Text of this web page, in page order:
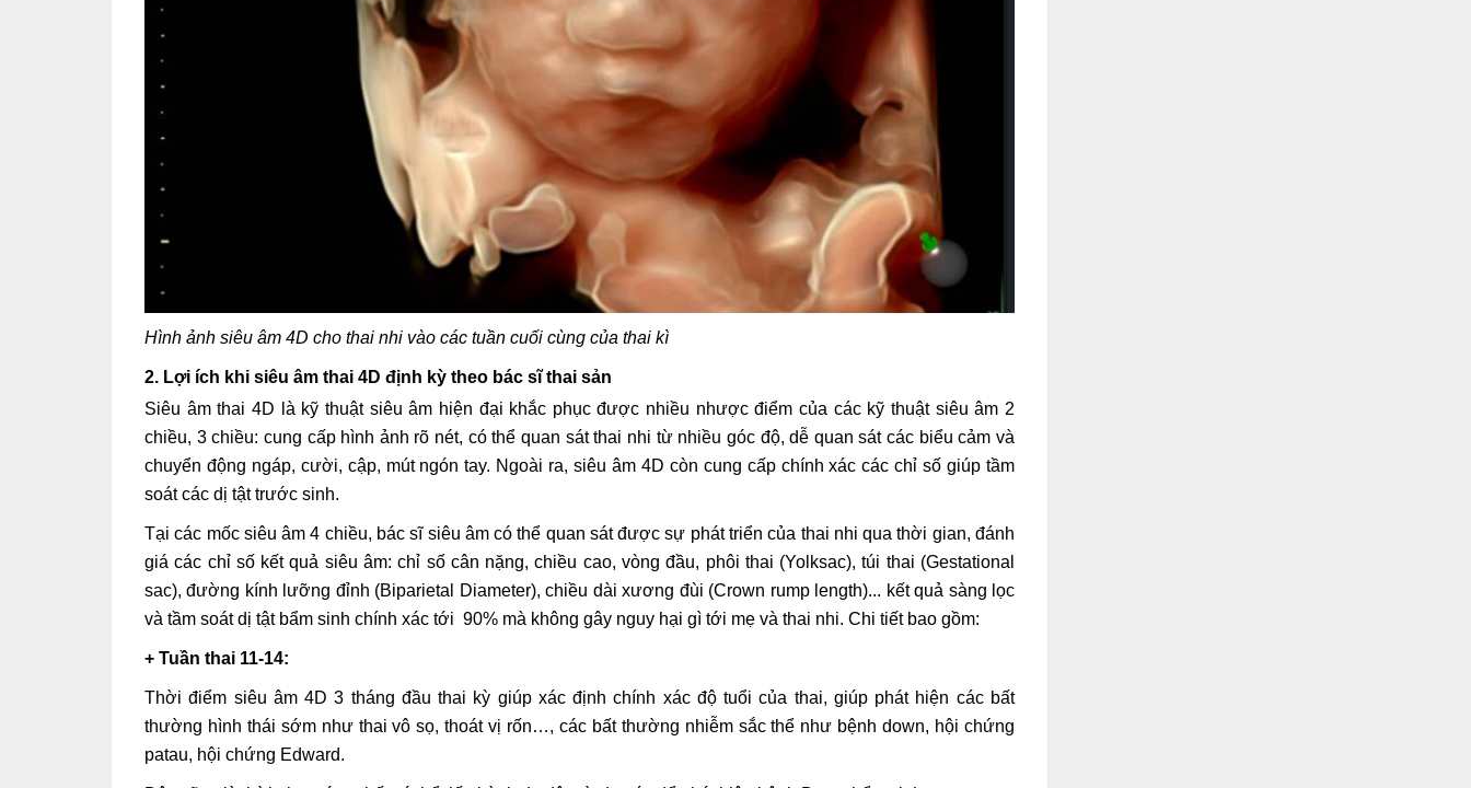
Hình ảnh siêu âm 4D cho thai nhi vào các tuần cuối cùng của thai kì
2. Lợi ích khi siêu âm thai 4D định kỳ theo bác sĩ thai sản
Siêu âm thai 4D là kỹ thuật siêu âm hiện đại khắc phục được nhiều nhược điểm của các kỹ thuật siêu âm 2
chiều, 3 chiều: cung cấp hình ảnh rõ nét, có thể quan sát thai nhi từ nhiều góc độ, dễ quan sát các biểu cảm và
chuyển động ngáp, cười, cập, mút ngón tay. Ngoài ra, siêu âm 4D còn cung cấp chính xác các chỉ số giúp tầm
soát các dị tật trước sinh.
Tại các mốc siêu âm 4 chiều, bác sĩ siêu âm có thể quan sát được sự phát triển của thai nhi qua thời gian, đánh
giá các chỉ số kết quả siêu âm: chỉ số cân nặng, chiều cao, vòng đầu, phôi thai (Yolksac), túi thai (Gestational
sac), đường kính lưỡng đỉnh (Biparietal Diameter), chiều dài xương đùi (Crown rump length)... kết quả sàng lọc
và tầm soát dị tật bẩm sinh chính xác tới 90% mà không gây nguy hại gì tới mẹ và thai nhi. Chi tiết bao gồm:
+ Tuần thai 11-14:
Thời điểm siêu âm 4D 3 tháng đầu thai kỳ giúp xác định chính xác độ tuổi của thai, giúp phát hiện các bất
thường hình thái sớm như thai vô sọ, thoát vị rốn…, các bất thường nhiễm sắc thể như bệnh down, hội chứng
patau, hội chứng Edward.